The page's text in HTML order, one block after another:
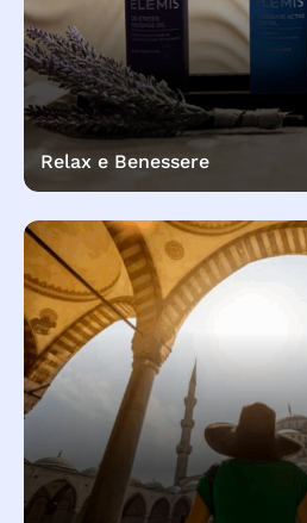
Relax e Benessere